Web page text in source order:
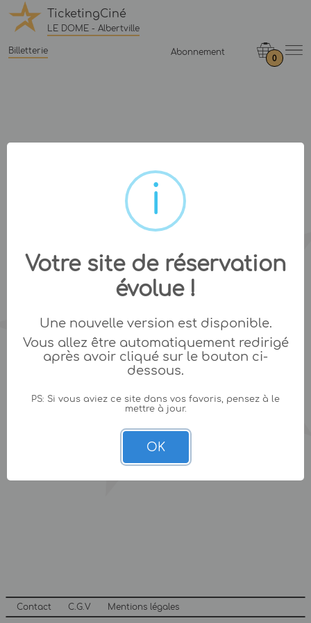
TicketingCiné
LE DOME - Albertville
Billetterie Abonnement
0
Contact C.G.V Mentions légales
Votre site de réservation
évolue !
Une nouvelle version est disponible.
Vous allez être automatiquement redirigé
après avoir cliqué sur le bouton ci-
dessous.
PS: Si vous aviez ce site dans vos favoris, pensez à le
mettre à jour.
OK